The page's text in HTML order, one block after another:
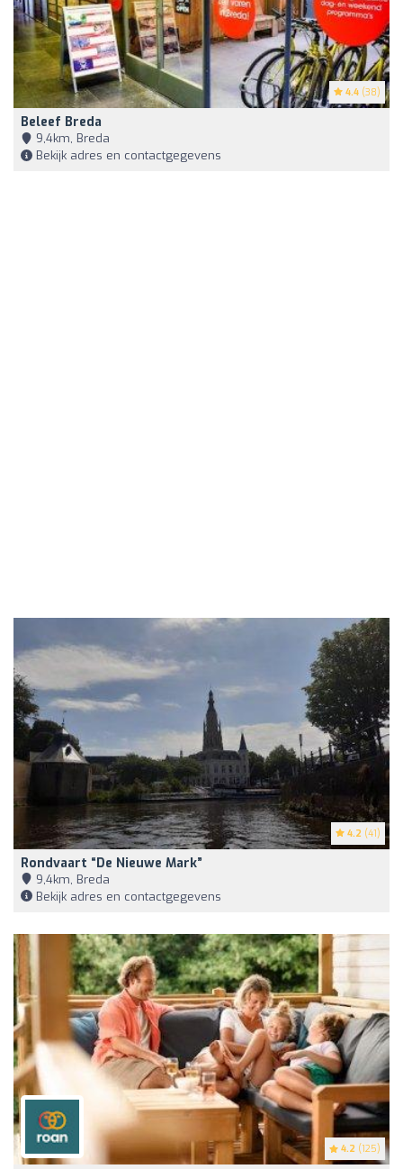
4.4 (38)
Beleef Breda
9,4km, Breda
Bekijk adres en contactgegevens
4.2 (41)
Rondvaart “de Nieuwe Mark”
9,4km, Breda
Bekijk adres en contactgegevens
4.2 (125)